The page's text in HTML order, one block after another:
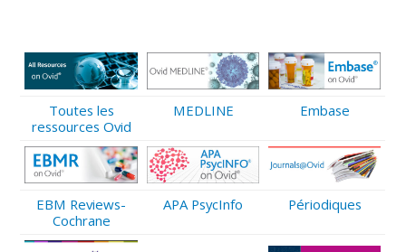
Toutes les
ressources Ovid
MEDLINE Embase
EBM Reviews-
Cochrane
APA PsycInfo Périodiques